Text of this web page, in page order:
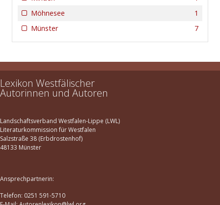
1
Möhnesee
7
Münster
Lexikon Westfälischer
Autorinnen und Autoren
Landschaftsverband Westfalen-Lippe (LWL)
Literaturkommission für Westfalen
Salzstraße 38 (Erbdrostenhof)
48133 Münster
Ansprechpartnerin:
Telefon: 0251 591-5710